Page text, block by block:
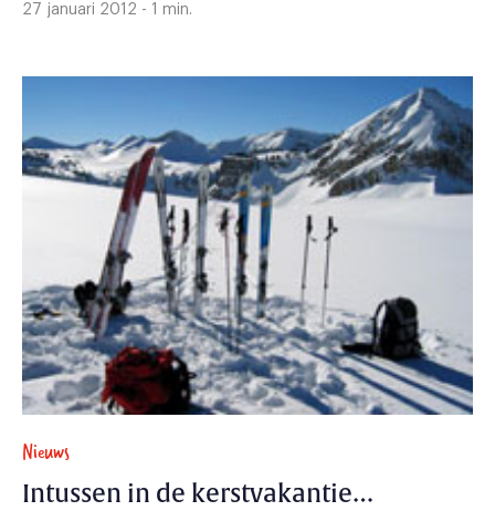
27 januari 2012 - 1 min.
Nieuws
Intussen in de kerstvakantie…